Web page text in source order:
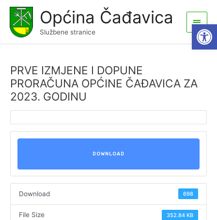
content
Općina Čađavica
Službene stranice
Main
Menu
PRVE IZMJENE I DOPUNE
PRORAČUNA OPĆINE ČAĐAVICA ZA
2023. GODINU
DOWNLOAD
Download 698
File Size 352.84 KB